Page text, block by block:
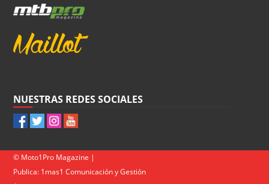
NUESTRAS REDES SOCIALES
© Moto1Pro Magazine |
Publica: 1mas1 Comunicación y Gestión